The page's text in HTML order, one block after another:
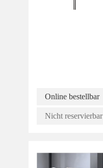
Online bestellbar
Nicht reservierbar